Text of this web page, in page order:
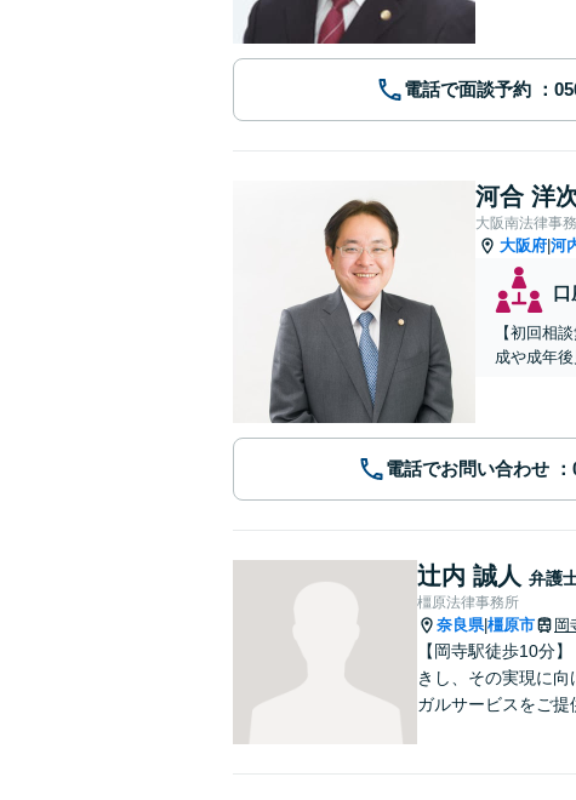
電話で面談予約
河合 洋
大阪南法律事
大阪府 河
口
【初回相
成や成年
電話でお問い合わせ
辻内 誠人 弁護
橿原法律事務所
奈良県|橿原市 岡
【岡寺駅徒歩10分
きし、その実現に
ガルサービスをご提